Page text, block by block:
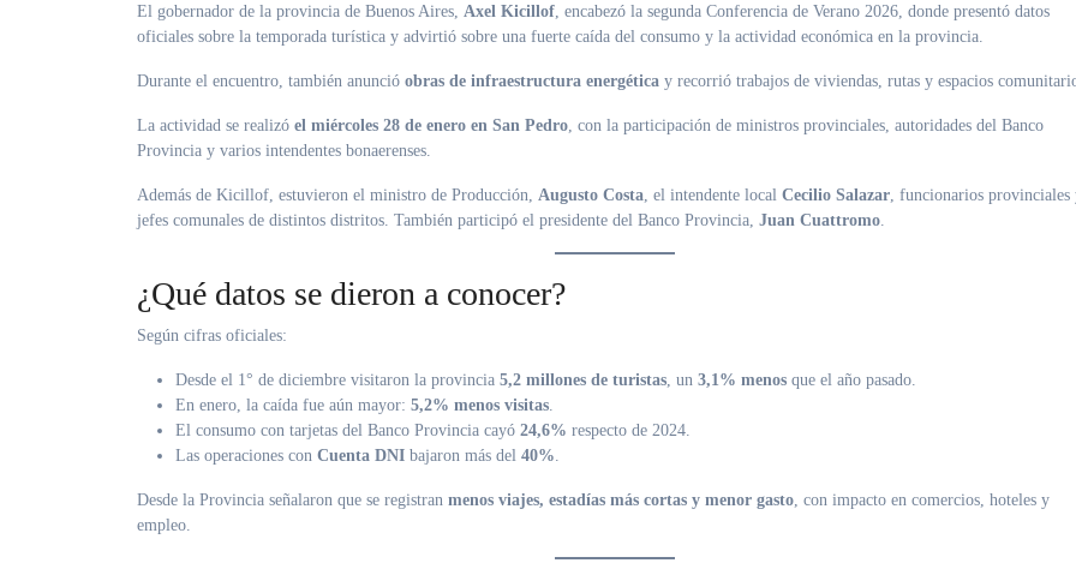
El gobernador de la provincia de Buenos Aires, Axel Kicillof, encabezó la segunda Conferencia de Verano 2026, donde presentó datos
oficiales sobre la temporada turística y advirtió sobre una fuerte caída del consumo y la actividad económica en la provincia.
Durante el encuentro, también anunció obras de infraestructura energética y recorrió trabajos de viviendas, rutas y espacios
La actividad se realizó el miércoles 28 de enero en San Pedro, con la participación de ministros provinciales, autoridades del Banco
Provincia y varios intendentes bonaerenses.
Además de Kicillof, estuvieron el ministro de Producción, Augusto Costa, el intendente local Cecilio Salazar, funcionarios provinciales
jefes comunales de distintos distritos. También participó el presidente del Banco Provincia, Juan Cuattromo.
¿Qué datos se dieron a conocer?
Según cifras oficiales:
Desde el 1° de diciembre visitaron la provincia 5,2 millones de turistas, un 3,1% menos que el año pasado.
En enero, la caída fue aún mayor: 5,2% menos visitas.
El consumo con tarjetas del Banco Provincia cayó 24,6% respecto de 2024.
Las operaciones con Cuenta DNI bajaron más del 40%.
Desde la Provincia señalaron que se registran menos viajes, estadías más cortas y menor gasto, con impacto en comercios, hoteles y
empleo.